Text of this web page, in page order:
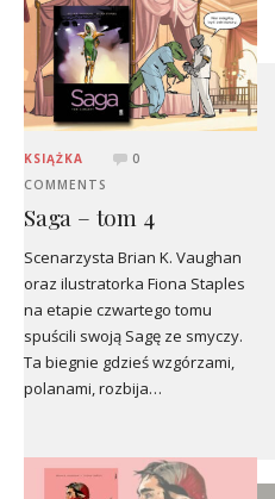
KSIĄŻKA
0
COMMENTS
Saga – tom 4
Scenarzysta Brian K. Vaughan
oraz ilustratorka Fiona Staples
na etapie czwartego tomu
spuścili swoją Sagę ze smyczy.
Ta biegnie gdzieś wzgórzami,
polanami, rozbija…